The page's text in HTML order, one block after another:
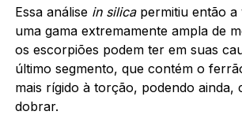
Essa análise in silicapermitiu então a
uma gama extremamente ampla de
os escorpiões podem ter em suas
último segmento, que contém o
mais rígido à torção, podendo ainda,
dobrar.